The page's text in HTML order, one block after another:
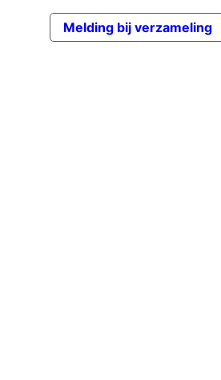
Melding bij verzameling